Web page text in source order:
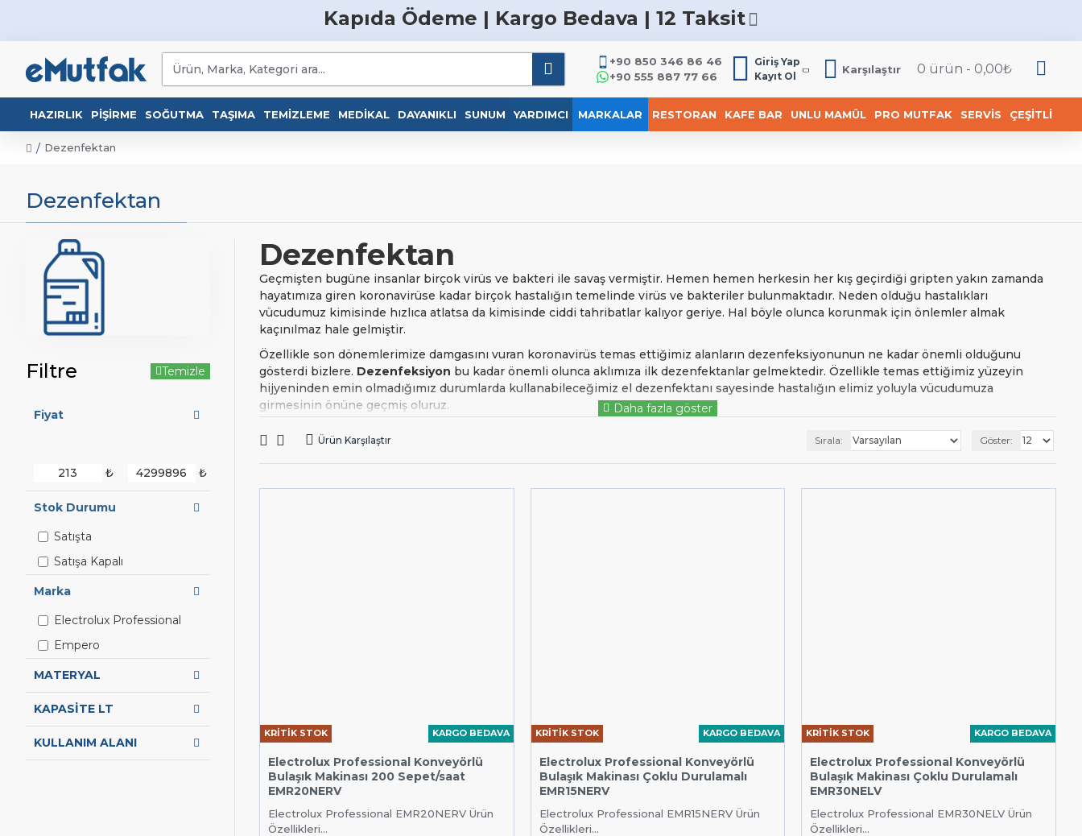
Kapıda Ödeme | Kargo Bedava | 12 Taksit
+90 850 346 86 46
+90 555 887 77 66
Giriş Yap
Kayıt Ol
Karşılaştır 0 ürün - 0,00₺
HAZIRLIK PIŞIRME SOĞUTMA TAŞIMA TEMIZLEME MEDIKAL DAYANIKLI SUNUM YARDIMCI MARKALAR RESTORAN KAFE BAR UNLU MAMÜL PRO MUTFAK SERVIS ÇEŞITLI
Dezenfektan
Dezenfektan
Filtre Temizle
Fiyat
₺ ₺
Marka
Electrolux Professional
Empero
MATERYAL
KAPASİTE LT
KULLANIM ALANI
Stok Durumu
Satışta
Satışa Kapalı
Dezenfektan
Geçmişten bugüne insanlar birçok virüs ve bakteri ile savaş vermiştir. Hemen hemen herkesin her kış geçirdiği gripten yakın zamanda
hayatımıza giren koronavirüse kadar birçok hastalığın temelinde virüs ve bakteriler bulunmaktadır. Neden olduğu hastalıkları
vücudumuz kimisinde hızlıca atlatsa da kimisinde ciddi tahribatlar kalıyor geriye. Hal böyle olunca korunmak için önlemler almak
kaçınılmaz hale gelmiştir.
Özellikle son dönemlerimize damgasını vuran koronavirüs temas ettiğimiz alanların dezenfeksiyonunun ne kadar önemli olduğunu
gösterdi bizlere. Dezenfeksiyon bu kadar önemli olunca aklımıza ilk dezenfektanlar gelmektedir. Özellikle temas ettiğimiz yüzeyin
hijyeninden emin olmadığımız durumlarda kullanabileceğimiz el dezenfektanı sayesinde hastalığın elimiz yoluyla vücudumuza
girmesinin önüne geçmiş oluruz.
kullanımı bu kadar yaygınlaşmışken tüketimi de oldukça artmıştır. Hal böyle olunca daha düşük litre kapasitesi
seçeneklerinin dışında
da tercih sebebi haline gelmiştir. İhtiyacınıza göre düşük ya da daha yüksek kapasitede
Ürün Karşılaştır Sırala: Göster:
KARGO BEDAVA
KRİTİK STOK
Electrolux Professional Konveyörlü
Bulaşık Makinası 200 Sepet/saat
EMR20NERV
Electrolux Professional EMR20NERV Ürün
Özellikleri...
KARGO BEDAVA
KRİTİK STOK
Electrolux Professional Konveyörlü
Bulaşık Makinası Çoklu Durulamalı
EMR15NERV
Electrolux Professional EMR15NERV Ürün
Özellikleri...
KARGO BEDAVA
KRİTİK STOK
Electrolux Professional Konveyörlü
Bulaşık Makinası Çoklu Durulamalı
EMR30NELV
Electrolux Professional EMR30NELV Ürün
Özellikleri...